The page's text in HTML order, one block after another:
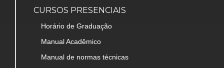
CURSOS PRESENCIAIS
Horário de Graduação
Manual Acadêmico
Manual de normas técnicas